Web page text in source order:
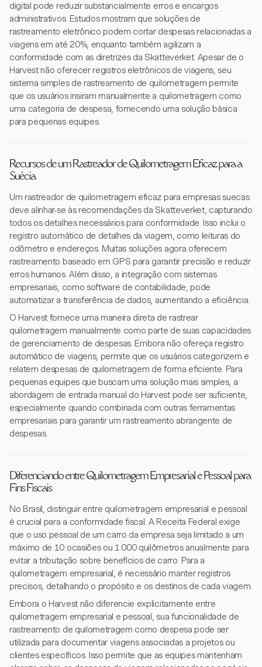
digital pode reduzir substancialmente erros e encargos
administrativos. Estudos mostram que soluções de
rastreamento eletrônico podem cortar despesas relacionadas a
viagens em até 20%, enquanto também agilizam a
conformidade com as diretrizes da Skatteverket. Apesar de o
Harvest não oferecer registros eletrônicos de viagens, seu
sistema simples de rastreamento de quilometragem permite
que os usuários insiram manualmente a quilometragem como
uma categoria de despesa, fornecendo uma solução básica
para pequenas equipes.
Recursos de um Rastreador de Quilometragem Eficaz para a
Suécia
Um rastreador de quilometragem eficaz para empresas suecas
deve alinhar-se às recomendações da Skatteverket, capturando
todos os detalhes necessários para conformidade. Isso inclui o
registro automático de detalhes da viagem, como leituras do
odômetro e endereços. Muitas soluções agora oferecem
rastreamento baseado em GPS para garantir precisão e reduzir
erros humanos. Além disso, a integração com sistemas
empresariais, como software de contabilidade, pode
automatizar a transferência de dados, aumentando a eficiência.
O Harvest fornece uma maneira direta de rastrear
quilometragem manualmente como parte de suas capacidades
de gerenciamento de despesas. Embora não ofereça registro
automático de viagens, permite que os usuários categorizem e
relatem despesas de quilometragem de forma eficiente. Para
pequenas equipes que buscam uma solução mais simples, a
abordagem de entrada manual do Harvest pode ser suficiente,
especialmente quando combinada com outras ferramentas
empresariais para garantir um rastreamento abrangente de
despesas.
Diferenciando entre Quilometragem Empresarial e Pessoal para
Fins Fiscais
No Brasil, distinguir entre quilometragem empresarial e pessoal
é crucial para a conformidade fiscal. A Receita Federal exige
que o uso pessoal de um carro da empresa seja limitado a um
máximo de 10 ocasiões ou 1.000 quilômetros anualmente para
evitar a tributação sobre benefícios de carro. Para a
quilometragem empresarial, é necessário manter registros
precisos, detalhando o propósito e os destinos de cada viagem.
Embora o Harvest não diferencie explicitamente entre
quilometragem empresarial e pessoal, sua funcionalidade de
rastreamento de quilometragem como despesa pode ser
utilizada para documentar viagens associadas a projetos ou
clientes específicos. Isso permite que as equipes mantenham